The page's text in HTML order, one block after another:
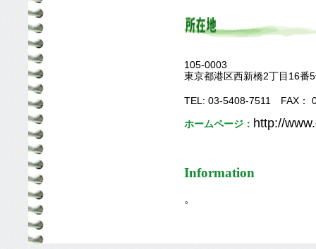
105-0003
東京都港区西新橋2丁目16
TEL: 03-5408-7511 FAX：
ホームページ： http://
Information
。